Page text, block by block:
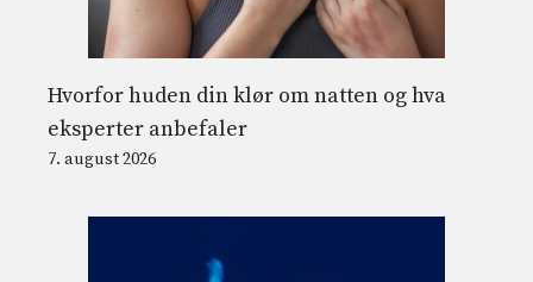
Hvorfor huden din klør om natten og hva
eksperter anbefaler
7. august 2026